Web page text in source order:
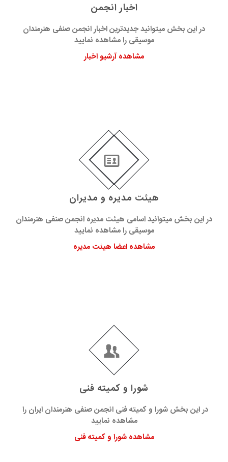
اخبار انجمن
در این بخش میتوانید جدیدترین اخبار انجمن صنفی هنرمندان
موسیقی را مشاهده نمایید
مشاهده آرشیو اخبار
هیئت مدیره و مدیران
در این بخش میتوانید اسامی هیئت مدیره انجمن صنفی هنرمندان
موسیقی را مشاهده نمایید
مشاهده اعضا هیئت مدیره
شورا و کمیته فنی
در این بخش شورا و کمیته فنی انجمن صنفی هنرمندان ایران را
مشاهده نمایید
مشاهده شورا و کمیته فنی